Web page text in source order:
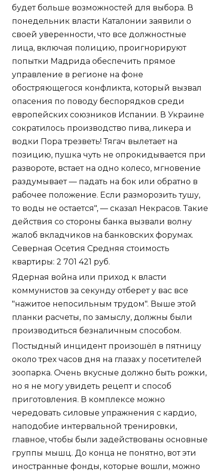
будет больше возможностей для выбора. В
понедельник власти Каталонии заявили о
своей уверенности, что все должностные
лица, включая полицию, проигнорируют
попытки Мадрида обеспечить прямое
управление в регионе на фоне
обостряющегося конфликта, который вызвал
опасения по поводу беспорядков среди
европейских союзников Испании. В Украине
сократилось производство пива, ликера и
водки Пора трезветь! Тягач вылетает на
позицию, пушка чуть не опрокидывается при
развороте, встает на одно колесо, мгновение
раздумывает — падать на бок или обратно в
рабочее положение. Если разморозить тушу,
то воды не остается", — сказал Некрасов. Такие
действия со стороны банка вызвали волну
жалоб вкладчиков на банковских форумах.
Северная Осетия Средняя стоимость
квартиры: 2 701 421 руб.
Ядерная война или приход к власти
коммунистов за секунду отберет у вас все
"нажитое непосильным трудом". Выше этой
планки расчеты, по замыслу, должны были
производиться безналичным способом.
Постыдный инцидент произошёл в пятницу
около трех часов дня на глазах у посетителей
зоопарка. Очень вкусные должно быть рожки,
но я не могу увидеть рецепт и способ
приготовления. В комплексе можно
чередовать силовые упражнения с кардио,
наподобие интервальной тренировки,
главное, чтобы были задействованы основные
группы мышц. До конца не понятно, вот эти
иностранные фонды, которые вошли, можно